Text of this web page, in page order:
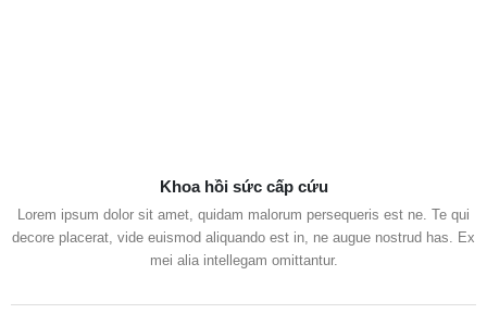
Khoa hồi sức cấp cứu
Lorem ipsum dolor sit amet, quidam malorum persequeris est ne. Te qui
decore placerat, vide euismod aliquando est in, ne augue nostrud has. Ex
mei alia intellegam omittantur.